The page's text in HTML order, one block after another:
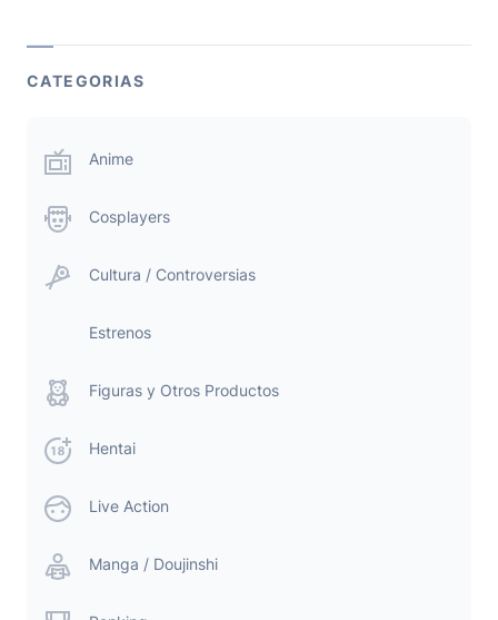
CATEGORIAS
Anime
Cosplayers
Cultura / Controversias
Estrenos
Figuras y Otros Productos
Hentai
Live Action
Manga / Doujinshi